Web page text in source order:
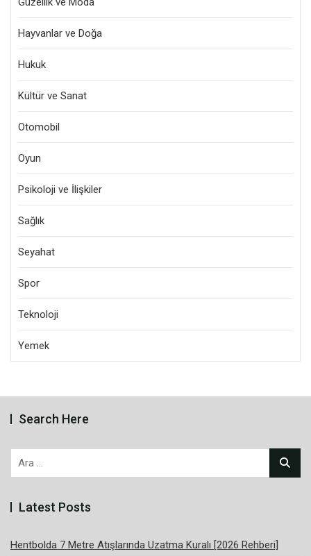
Hayvanlar ve Doğa
Hukuk
Kültür ve Sanat
Otomobil
Oyun
Psikoloji ve İlişkiler
Sağlık
Seyahat
Spor
Teknoloji
Yemek
Search Here
Arama:
Latest Posts
Hentbolda 7 Metre Atışlarında Uzatma Kuralı [2026 Rehberi]